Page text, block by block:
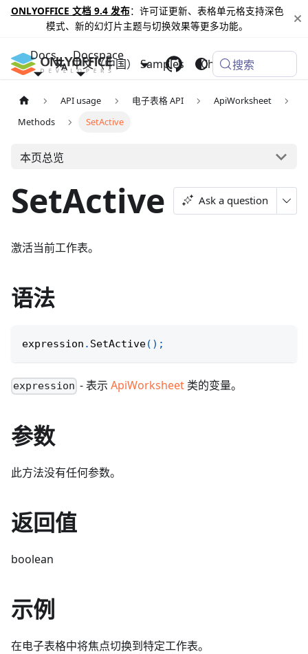
ONLYOFFICE 文档 9.4 发布：许可证更新、表格单元格支持深色
模式、新的幻灯片主题与切换效果等更多功能。
Docs Docspace
Samples Changelog
中文（中国） 搜索
API usage 电子表格 API
ApiWorksheet
Methods
SetActive
本页总览
SetActive Ask a question
激活当前工作表。
语法
expression . SetActive( ) ;
expression - 表示ApiWorksheet 类的变量。
参数
此方法没有任何参数。
返回值
boolean
示例
在电子表格中将焦点切换到特定工作表。